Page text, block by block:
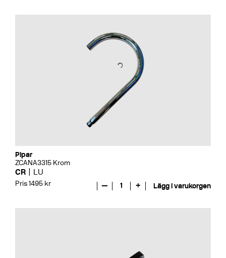
Pipar
ZCANA3315 Krom
CR LU
Pris 1495 kr — 1 + Lägg i varukorgen